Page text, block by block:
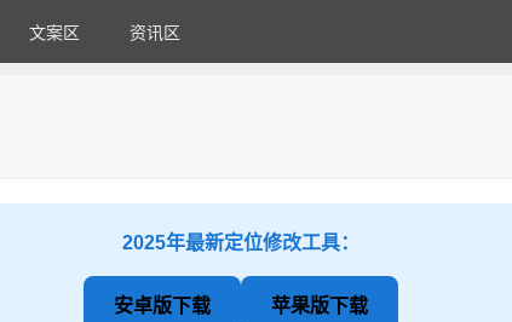
文案区 资讯区
2025年最新定位修改工具：
安卓版下载 苹果版下载